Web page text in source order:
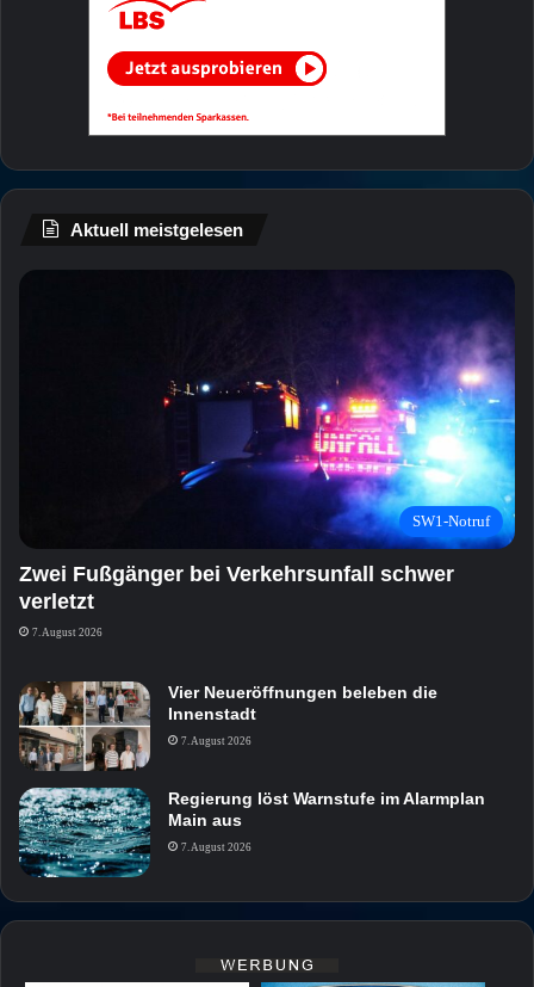
Aktuell meistgelesen
SW1-Notruf
Zwei Fußgänger bei Verkehrsunfall schwer
verletzt
7. August 2026
Vier Neueröffnungen beleben die
Innenstadt
7. August 2026
Regierung löst Warnstufe im Alarmplan
Main aus
7. August 2026